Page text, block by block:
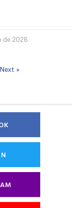
de 2026
Next »